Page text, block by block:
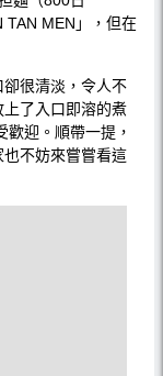
TAN MEN」，但在
很清淡，令人不
了入口即溶的煮
迎。順帶一提，
不妨來嘗嘗看這